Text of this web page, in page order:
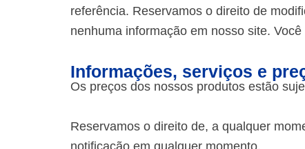
referência. Reservamos o direito de
nenhuma informação em nosso site.
Informações, serviços e
Os preços dos nossos produtos estão
Reservamos o direito de, a qualquer